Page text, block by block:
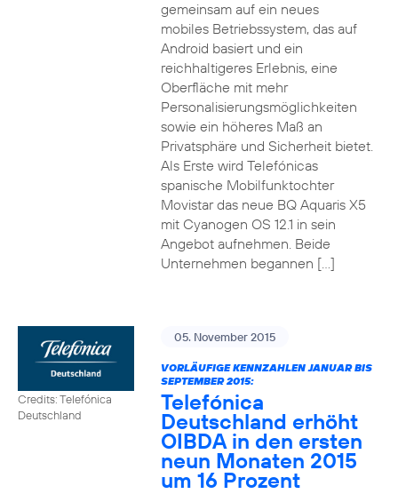
gemeinsam auf ein neues
mobiles Betriebssystem, das auf
Android basiert und ein
reichhaltigeres Erlebnis, eine
Oberfläche mit mehr
Personalisierungsmöglichkeiten
sowie ein höheres Maß an
Privatsphäre und Sicherheit bietet.
Als Erste wird Telefónicas
spanische Mobilfunktochter
Movistar das neue BQ Aquaris X5
mit Cyanogen OS 12.1 in sein
Angebot aufnehmen. Beide
Unternehmen begannen […]
Credits: Telefónica
Deutschland
05. November 2015
VORLÄUFIGE KENNZAHLEN JANUAR BIS
SEPTEMBER 2015:
Telefónica
Deutschland erhöht
OIBDA in den ersten
neun Monaten 2015
um 16 Prozent